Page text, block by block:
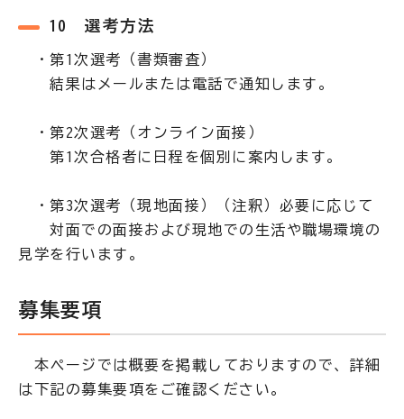
10 選考方法
・第1次選考（書類審査）
結果はメールまたは電話で通知します。
・第2次選考（オンライン面接）
第1次合格者に日程を個別に案内します。
・第3次選考（現地面接）（注釈）必要に応じて
対面での面接および現地での生活や職場環境の
見学を行います。
募集要項
本ページでは概要を掲載しておりますので、詳細
は下記の募集要項をご確認ください。